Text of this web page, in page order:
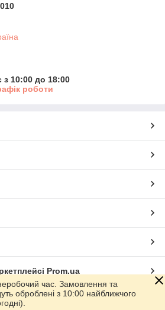
з 10:00 до 18:00
роботи
Prom.ua
час. Замовлення та
оброблені з 10:00 найближчого